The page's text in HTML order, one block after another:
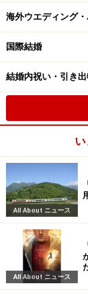
海外ウエディング
国際結婚
結婚内祝い・引き
All About ニュース
All About ニュース